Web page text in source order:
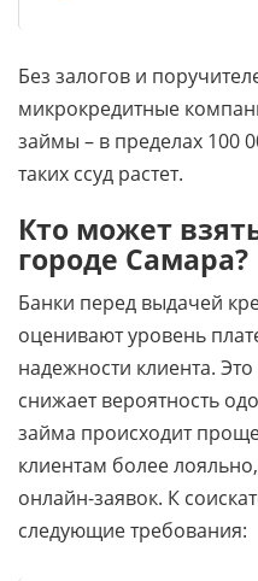
Без залогов и
микрокредитные
займы – в пределах 100
таких ссуд растет.
Кто может
городе Самара?
Банки перед выдачей
оценивают уровень
надежности клиента.
снижает вероятность
займа происходит
клиентам более
онлайн-заявок. К
следующие требования: